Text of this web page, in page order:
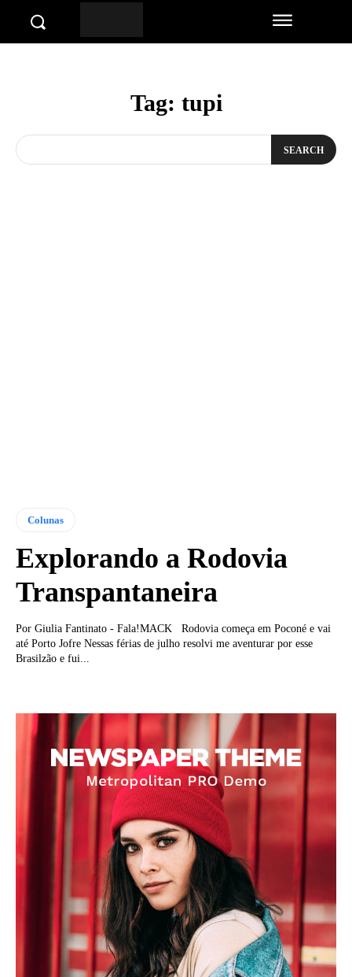
Tag: tupi
SEARCH
Colunas
Explorando a Rodovia
Transpantaneira
Por Giulia Fantinato - Fala!MACK Rodovia começa em Poconé e vai
até Porto Jofre Nessas férias de julho resolvi me aventurar por esse
Brasilzão e fui...